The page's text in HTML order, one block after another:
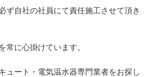
ず自社の社員にて責任施工させて頂き
常に心掛けています。
ュート・電気温水器専門業者をお探し